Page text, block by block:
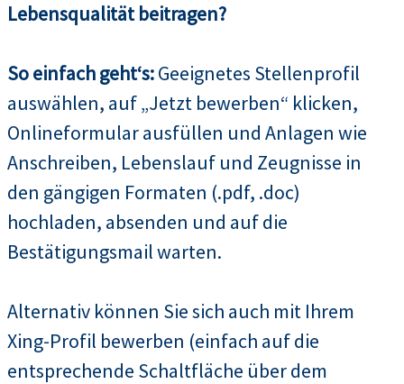
Lebensqualität beitragen?
So einfach geht‘s:Geeignetes Stellenprofil
auswählen, auf „Jetzt bewerben“ klicken,
Onlineformular ausfüllen und Anlagen wie
Anschreiben, Lebenslauf und Zeugnisse in
den gängigen Formaten (.pdf, .doc)
hochladen, absenden und auf die
Bestätigungsmail warten.
Alternativ können Sie sich auch mit Ihrem
Xing-Profil bewerben (einfach auf die
entsprechende Schaltfläche über dem